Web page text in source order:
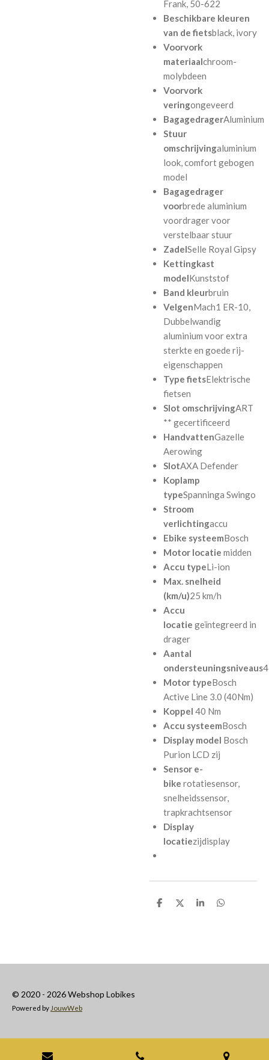
Frank, 50-622
Beschikbare kleuren
van de fietsblack, ivory
Voorvork
materiaalchroom-
molybdeen
Voorvork
veringongeveerd
BagagedragerAluminium
Stuur
omschrijvingaluminium
look, comfort gebogen
model
Bagagedrager
voorbrede aluminium
voordrager voor
verstelbaar stuur
ZadelSelle Royal Gipsy
Kettingkast
modelKunststof
Band kleurbruin
VelgenMach1 ER-10,
Dubbelwandig
aluminium voor extra
sterkte en goede rij-
eigenschappen
Type fietsElektrische
fietsen
Slot omschrijvingART
** gecertificeerd
HandvattenGazelle
Aerowing
SlotAXA Defender
Koplamp
typeSpanninga Swingo
Stroom
verlichtingaccu
Ebike systeemBosch
Motor locatie midden
Accu typeLi-ion
Max. snelheid
(km/u)25 km/h
Accu
locatie geïntegreerd in
drager
Aantal
ondersteuningsniveaus4
Motor typeBosch
Active Line 3.0 (40Nm)
Koppel 40 Nm
Accu systeemBosch
Display model Bosch
Purion LCD zij
Sensor e-
bike rotatiesensor,
snelheidssensor,
trapkrachtsensor
Display
locatiezijdisplay
D
D
S
D
© 2020 - 2026 Webshop Lobikes
Powered by JouwWeb